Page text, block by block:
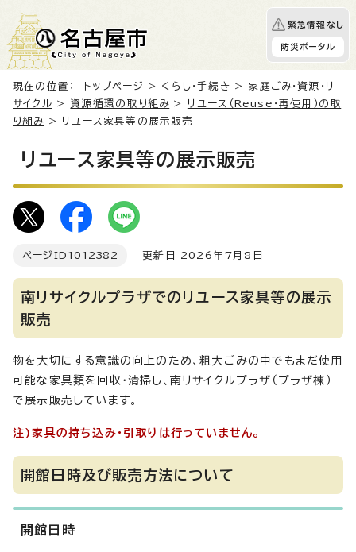
緊急情報なし
防災ポータル
現在の位置： トップページ > くらし・手続き > 家庭ごみ・資源・リ
サイクル >資源循環の取り組み > リユース（Reuse・再使用）の取
り組み > リユース家具等の展示販売
リユース家具等の展示販売
ページID 1012382 更新日 2026年7月8日
南リサイクルプラザでのリユース家具等の展示
販売
物を大切にする意識の向上のため、粗大ごみの中でもまだ使用
可能な家具類を回収・清掃し、南リサイクルプラザ（プラザ棟）
で展示販売しています。
注)家具の持ち込み・引取りは行っていません。
開館日時及び販売方法について
開館日時